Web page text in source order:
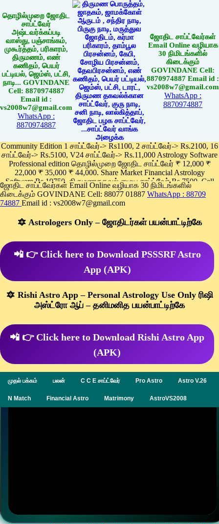
தொழில்முறை ஜோதிட
சாப்ட்வேர்
அஷ்டவர்க்கப்படி
வாஸ்து, பஞ்சாங்கம்,
முகூர்த்தம், பரிகாரம்,
திருமணம், எண்
கணிதம், பெயர்
பட்டியல், ஜெம்ஸ், பட்சி,
நாடி... GOVINDANE
Cell: 8870974887
Email id :
vs2008w7@gmail.com
WhatsApp :
8870974887
ஜோதிட சாப்ட்வேர்கள்
Email Online வழியாக
30 நிமிடங்களில்
கிடைக்கும்
GOVINDANE Cell:
8870974887 Email id :
vs2008w7@gmail.com
WhatsApp :
8870974887
Community Edition 1 சாப்ட்வேர்-> Rs1100, 2 சாப்ட்வேர்-> Rs.2100, 16
சாப்ட்வேர்-> Rs.5100, V24 சாப்ட்வேர்-> Rs.11,000 Astrology Software
Professional edition தொழில்முறை ஜோதிட சாப்ட்வேர் ₹ 12,000 ₹
22,000 ₹ 35,000 ₹ 44,000. Share Market Financial Astrology
Software Rs.19750, திருமணதகவல் மைய சாப்ட்வேர் Rs.7500, Cell
Phone App Rs. 1100
Pay online
ஜோதிட சாப்ட்வேர்கள் Email Online வழியாக 30 நிமிடங்களில்
கிடைக்கும் GOVINDANE Cell: 88077 01887 WhatsApp : 88709
74887 Email id : vs2008w7@gmail.com
🔯 Astrologers Only – ஜோதிடர்கள் பயன்பாட்டிற்கே
📲 👉 Click here to Download PSSSRF Astro
App (APK)
🔯 Rishi Astro App – Personal Astrology Use Only ரிஷி
அஸ்ட்ரோ ஆப் – தனிமனித பயன்பாட்டிற்கே
📲 👉 Click here to Download Rishi Astro App
(APK)
முதல் பக்கம் பலன் C C E சாப்ட்வேர் Pro Astro Astro V.26
N Match Financial Astro Matrimony AstroVS2008